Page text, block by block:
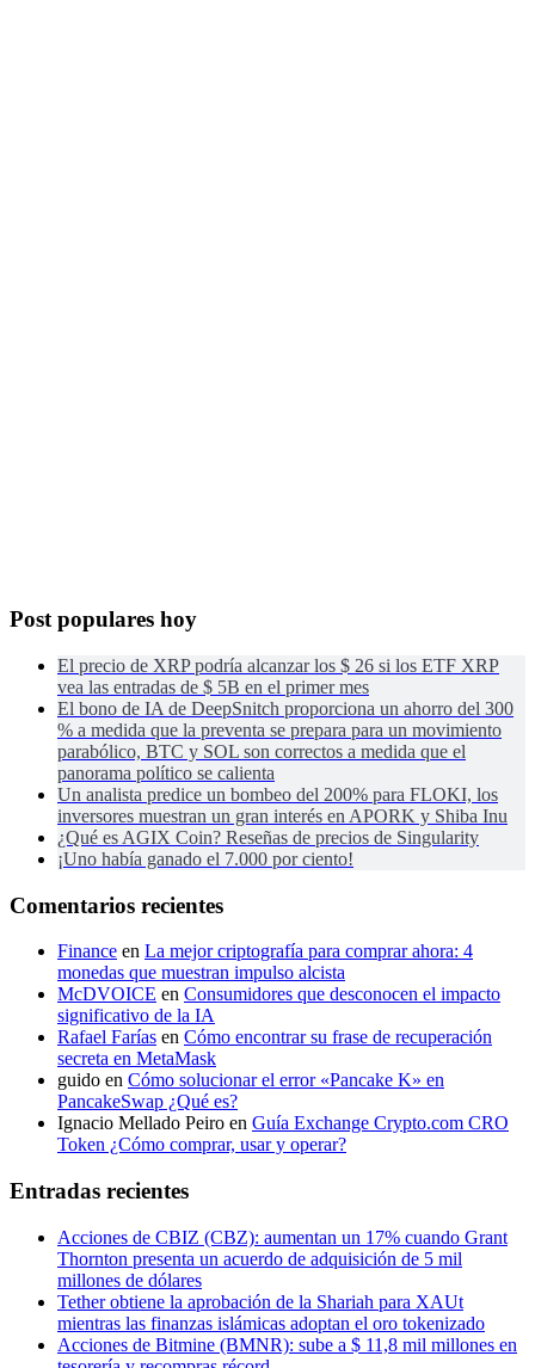
Post populares hoy
El precio de XRP podría alcanzar los $ 26 si los ETF XRP
vea las entradas de $ 5B en el primer mes
El bono de IA de DeepSnitch proporciona un ahorro del 300
% a medida que la preventa se prepara para un movimiento
parabólico, BTC y SOL son correctos a medida que el
panorama político se calienta
Un analista predice un bombeo del 200% para FLOKI, los
inversores muestran un gran interés en APORK y Shiba Inu
¿Qué es AGIX Coin? Reseñas de precios de Singularity
¡Uno había ganado el 7.000 por ciento!
Comentarios recientes
Finance en La mejor criptografía para comprar ahora: 4
monedas que muestran impulso alcista
McDVOICE en Consumidores que desconocen el impacto
significativo de la IA
Rafael Farías en Cómo encontrar su frase de recuperación
secreta en MetaMask
guido en Cómo solucionar el error «Pancake K» en
PancakeSwap ¿Qué es?
Ignacio Mellado Peiro en Guía Exchange Crypto.com CRO
Token ¿Cómo comprar, usar y operar?
Entradas recientes
Acciones de CBIZ (CBZ): aumentan un 17% cuando Grant
Thornton presenta un acuerdo de adquisición de 5 mil
millones de dólares
Tether obtiene la aprobación de la Shariah para XAUt
mientras las finanzas islámicas adoptan el oro tokenizado
Acciones de Bitmine (BMNR): sube a $ 11,8 mil millones en